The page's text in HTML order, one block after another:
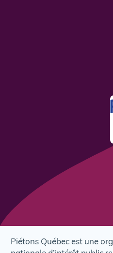
Piétons Québec est une